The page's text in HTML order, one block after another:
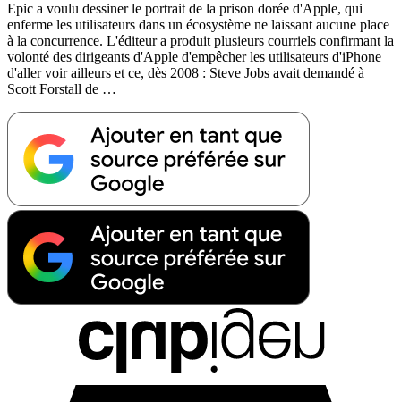
Epic a voulu dessiner le portrait de la prison dorée d'Apple, qui
enferme les utilisateurs dans un écosystème ne laissant aucune place
à la concurrence. L'éditeur a produit plusieurs courriels confirmant la
volonté des dirigeants d'Apple d'empêcher les utilisateurs d'iPhone
d'aller voir ailleurs et ce, dès 2008 : Steve Jobs avait demandé à
Scott Forstall de …